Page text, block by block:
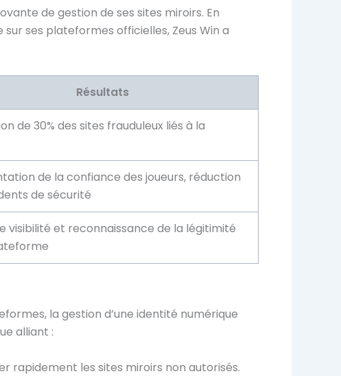
de gestion de ses sites miroirs. En
ses plateformes officielles, Zeus Win a
Résultats
de 30% des sites frauduleux liés à la
de la confiance des joueurs, réduction
de sécurité
visibilité et reconnaissance de la légitimité
la gestion d’une identité numérique
alliant :
rapidement les sites miroirs non autorisés.